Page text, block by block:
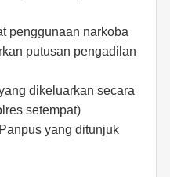
penggunaan narkoba
putusan pengadilan
dikeluarkan secara
setempat)
yang ditunjuk